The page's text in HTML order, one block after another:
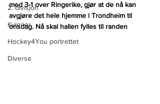
2. divisjon
Kvinner
Hockey4You portrettet
Diverse
med 3-1 over Ringerike, gjør at de nå kan
avgjøre det hele hjemme i Trondheim til
onsdag. Nå skal hallen fylles til randen